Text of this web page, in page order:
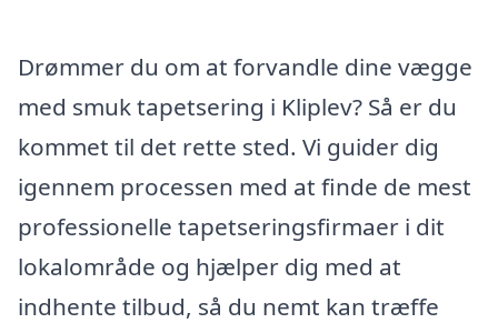
Drømmer du om at forvandle dine vægge
med smuk tapetsering i Kliplev? Så er du
kommet til det rette sted. Vi guider dig
igennem processen med at finde de mest
professionelle tapetseringsfirmaer i dit
lokalområde og hjælper dig med at
indhente tilbud, så du nemt kan træffe